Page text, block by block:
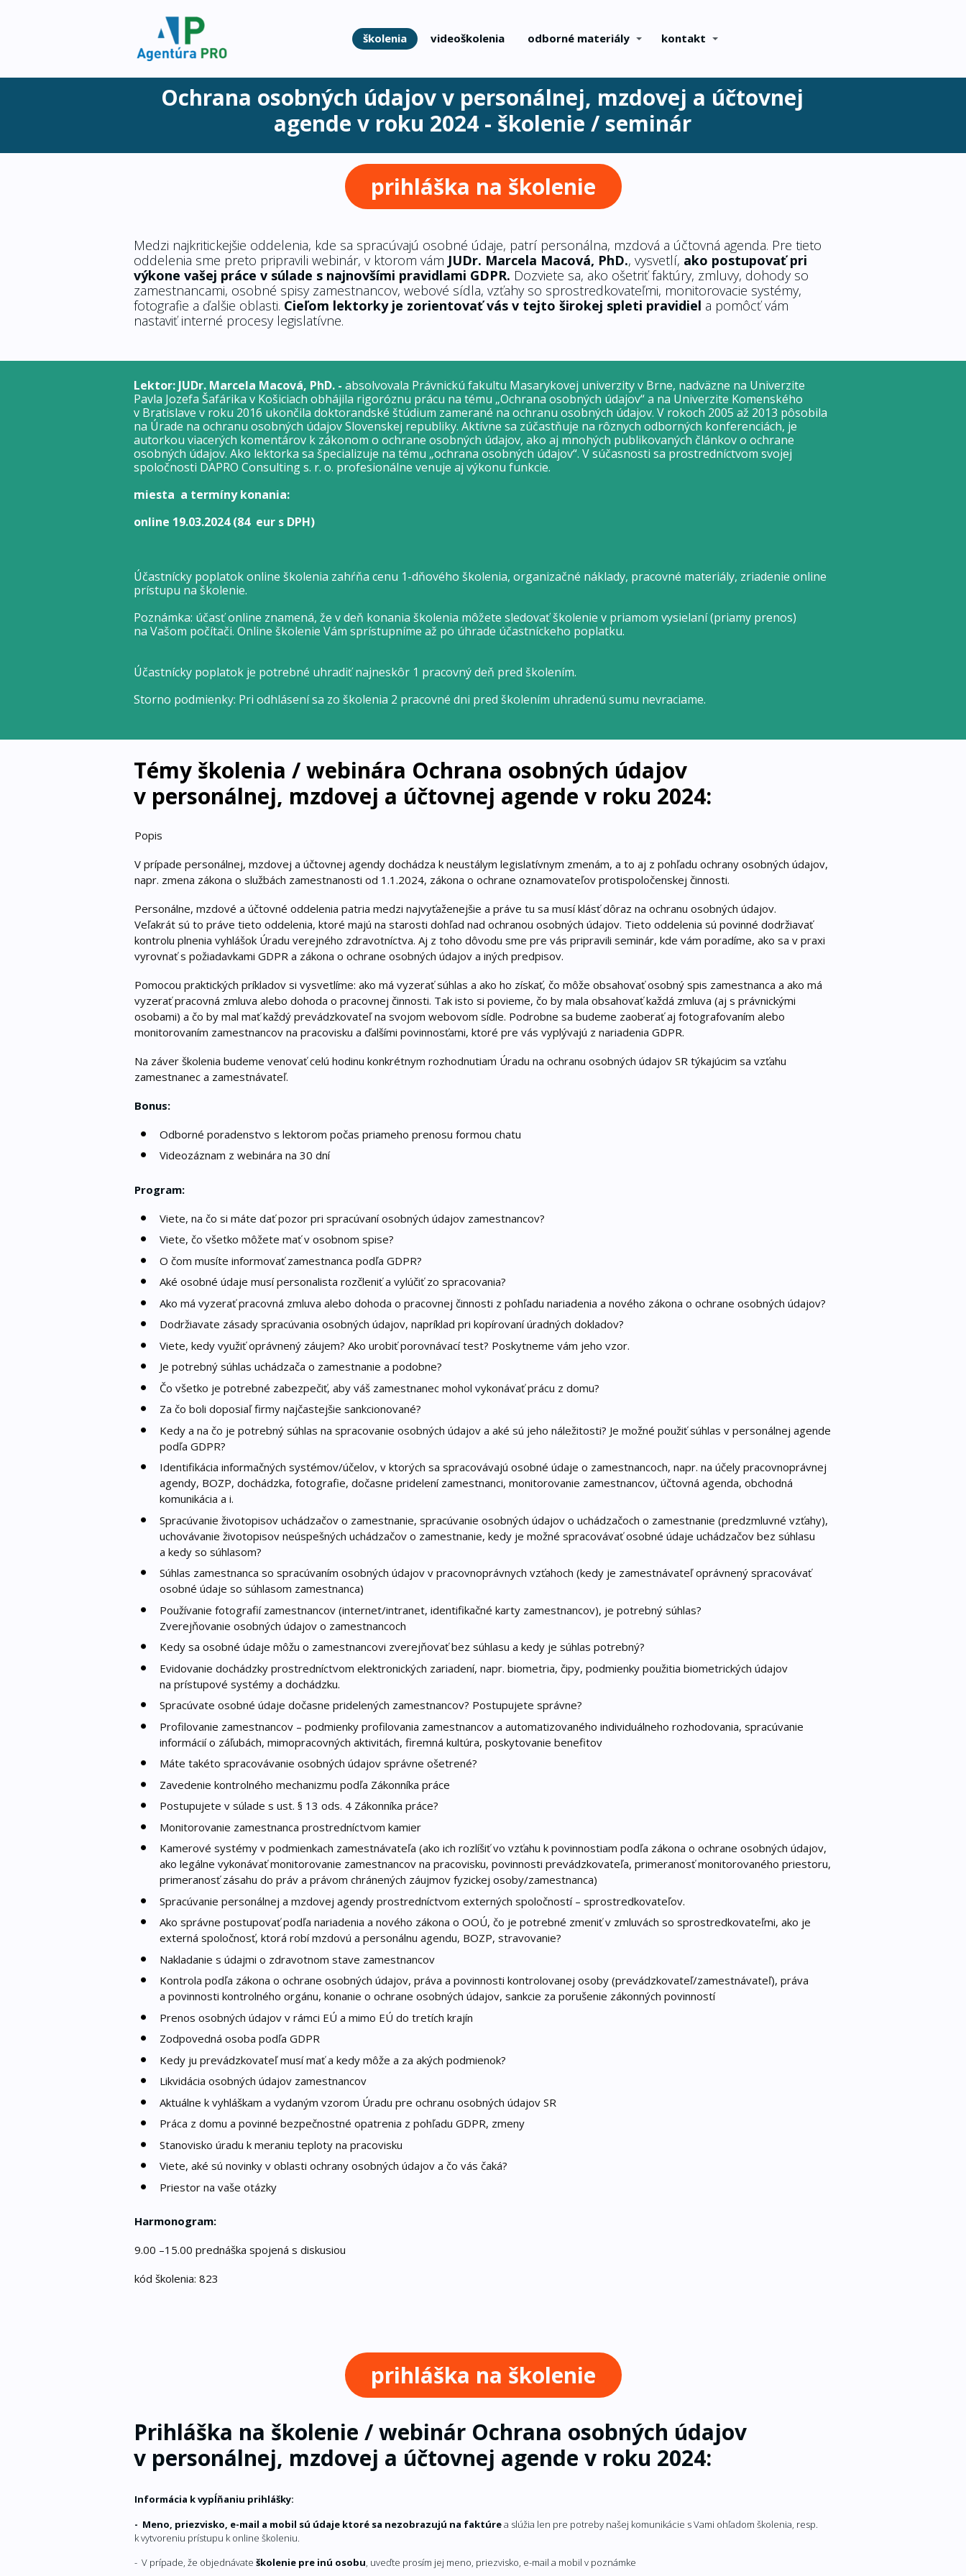
školenia videoškolenia odborné materiály kontakt
Ochrana osobných údajov v personálnej, mzdovej a účtovnej
agende v roku 2024 - školenie / seminár
prihláška na školenie
Medzi najkritickejšie oddelenia, kde sa spracúvajú osobné údaje, patrí personálna, mzdová a účtovná agenda. Pre tieto
oddelenia sme preto pripravili webinár, v ktorom vám JUDr. Marcela Macová, PhD., vysvetlí, ako postupovať pri
výkone vašej práce v súlade s najnovšími pravidlami GDPR. Dozviete sa, ako ošetriť faktúry, zmluvy, dohody so
zamestnancami, osobné spisy zamestnancov, webové sídla, vzťahy so sprostredkovateľmi, monitorovacie systémy,
fotografie a ďalšie oblasti. Cieľom lektorky je zorientovať vás v tejto širokej spleti pravidiel a pomôcť vám
nastaviť interné procesy legislatívne.
Lektor: JUDr. Marcela Macová, PhD. -absolvovala Právnickú fakultu Masarykovej univerzity v Brne, nadväzne na Univerzite
Pavla Jozefa Šafárika v Košiciach obhájila rigoróznu prácu na tému „Ochrana osobných údajov“ a na Univerzite Komenského
v Bratislave v roku 2016 ukončila doktorandské štúdium zamerané na ochranu osobných údajov. V rokoch 2005 až 2013 pôsobila
na Úrade na ochranu osobných údajov Slovenskej republiky. Aktívne sa zúčastňuje na rôznych odborných konferenciách, je
autorkou viacerých komentárov k zákonom o ochrane osobných údajov, ako aj mnohých publikovaných článkov o ochrane
osobných údajov. Ako lektorka sa špecializuje na tému „ochrana osobných údajov“. V súčasnosti sa prostredníctvom svojej
spoločnosti DAPRO Consulting s. r. o. profesionálne venuje aj výkonu funkcie.
miesta a termíny konania:
online 19.03.2024(84 eur s DPH)
Účastnícky poplatok online školenia zahŕňa cenu 1-dňového školenia, organizačné náklady, pracovné materiály, zriadenie online
prístupu na školenie.
Poznámka: účasť online znamená, že v deň konania školenia môžete sledovať školenie v priamom vysielaní (priamy prenos)
na Vašom počítači. Online školenie Vám sprístupníme až po úhrade účastníckeho poplatku.
Účastnícky poplatok je potrebné uhradiť najneskôr 1 pracovný deň pred školením.
Storno podmienky: Pri odhlásení sa zo školenia 2 pracovné dni pred školením uhradenú sumu nevraciame.
Témy školenia / webinára Ochrana osobných údajov
v personálnej, mzdovej a účtovnej agende v roku 2024:
Popis
V prípade personálnej, mzdovej a účtovnej agendy dochádza k neustálym legislatívnym zmenám, a to aj z pohľadu ochrany osobných údajov,
napr. zmena zákona o službách zamestnanosti od 1.1.2024, zákona o ochrane oznamovateľov protispoločenskej činnosti.
Personálne, mzdové a účtovné oddelenia patria medzi najvyťaženejšie a práve tu sa musí klásť dôraz na ochranu osobných údajov.
Veľakrát sú to práve tieto oddelenia, ktoré majú na starosti dohľad nad ochranou osobných údajov. Tieto oddelenia sú povinné dodržiavať
kontrolu plnenia vyhlášok Úradu verejného zdravotníctva. Aj z toho dôvodu sme pre vás pripravili seminár, kde vám poradíme, ako sa v praxi
vyrovnať s požiadavkami GDPR a zákona o ochrane osobných údajov a iných predpisov.
Pomocou praktických príkladov si vysvetlíme: ako má vyzerať súhlas a ako ho získať, čo môže obsahovať osobný spis zamestnanca a ako má
vyzerať pracovná zmluva alebo dohoda o pracovnej činnosti. Tak isto si povieme, čo by mala obsahovať každá zmluva (aj s právnickými
osobami) a čo by mal mať každý prevádzkovateľ na svojom webovom sídle. Podrobne sa budeme zaoberať aj fotografovaním alebo
monitorovaním zamestnancov na pracovisku a ďalšími povinnosťami, ktoré pre vás vyplývajú z nariadenia GDPR.
Na záver školenia budeme venovať celú hodinu konkrétnym rozhodnutiam Úradu na ochranu osobných údajov SR týkajúcim sa vzťahu
zamestnanec a zamestnávateľ.
Bonus:
Odborné poradenstvo s lektorom počas priameho prenosu formou chatu
Videozáznam z webinára na 30 dní
Program:
Viete, na čo si máte dať pozor pri spracúvaní osobných údajov zamestnancov?
Viete, čo všetko môžete mať v osobnom spise?
O čom musíte informovať zamestnanca podľa GDPR?
Aké osobné údaje musí personalista rozčleniť a vylúčiť zo spracovania?
Ako má vyzerať pracovná zmluva alebo dohoda o pracovnej činnosti z pohľadu nariadenia a nového zákona o ochrane osobných údajov?
Dodržiavate zásady spracúvania osobných údajov, napríklad pri kopírovaní úradných dokladov?
Viete, kedy využiť oprávnený záujem? Ako urobiť porovnávací test? Poskytneme vám jeho vzor.
Je potrebný súhlas uchádzača o zamestnanie a podobne?
Čo všetko je potrebné zabezpečiť, aby váš zamestnanec mohol vykonávať prácu z domu?
Za čo boli doposiaľ firmy najčastejšie sankcionované?
Kedy a na čo je potrebný súhlas na spracovanie osobných údajov a aké sú jeho náležitosti? Je možné použiť súhlas v personálnej agende
podľa GDPR?
Identifikácia informačných systémov/účelov, v ktorých sa spracovávajú osobné údaje o zamestnancoch, napr. na účely pracovnoprávnej
agendy, BOZP, dochádzka, fotografie, dočasne pridelení zamestnanci, monitorovanie zamestnancov, účtovná agenda, obchodná
komunikácia a i.
Spracúvanie životopisov uchádzačov o zamestnanie, spracúvanie osobných údajov o uchádzačoch o zamestnanie (predzmluvné vzťahy),
uchovávanie životopisov neúspešných uchádzačov o zamestnanie, kedy je možné spracovávať osobné údaje uchádzačov bez súhlasu
a kedy so súhlasom?
Súhlas zamestnanca so spracúvaním osobných údajov v pracovnoprávnych vzťahoch (kedy je zamestnávateľ oprávnený spracovávať
osobné údaje so súhlasom zamestnanca)
Používanie fotografií zamestnancov (internet/intranet, identifikačné karty zamestnancov), je potrebný súhlas?
Zverejňovanie osobných údajov o zamestnancoch
Kedy sa osobné údaje môžu o zamestnancovi zverejňovať bez súhlasu a kedy je súhlas potrebný?
Evidovanie dochádzky prostredníctvom elektronických zariadení, napr. biometria, čipy, podmienky použitia biometrických údajov
na prístupové systémy a dochádzku.
Spracúvate osobné údaje dočasne pridelených zamestnancov? Postupujete správne?
Profilovanie zamestnancov – podmienky profilovania zamestnancov a automatizovaného individuálneho rozhodovania, spracúvanie
informácií o záľubách, mimopracovných aktivitách, firemná kultúra, poskytovanie benefitov
Máte takéto spracovávanie osobných údajov správne ošetrené?
Zavedenie kontrolného mechanizmu podľa Zákonníka práce
Postupujete v súlade s ust. § 13 ods. 4 Zákonníka práce?
Monitorovanie zamestnanca prostredníctvom kamier
Kamerové systémy v podmienkach zamestnávateľa (ako ich rozlíšiť vo vzťahu k povinnostiam podľa zákona o ochrane osobných údajov,
ako legálne vykonávať monitorovanie zamestnancov na pracovisku, povinnosti prevádzkovateľa, primeranosť monitorovaného priestoru,
primeranosť zásahu do práv a právom chránených záujmov fyzickej osoby/zamestnanca)
Spracúvanie personálnej a mzdovej agendy prostredníctvom externých spoločností – sprostredkovateľov.
Ako správne postupovať podľa nariadenia a nového zákona o OOÚ, čo je potrebné zmeniť v zmluvách so sprostredkovateľmi, ako je
externá spoločnosť, ktorá robí mzdovú a personálnu agendu, BOZP, stravovanie?
Nakladanie s údajmi o zdravotnom stave zamestnancov
Kontrola podľa zákona o ochrane osobných údajov, práva a povinnosti kontrolovanej osoby (prevádzkovateľ/zamestnávateľ), práva
a povinnosti kontrolného orgánu, konanie o ochrane osobných údajov, sankcie za porušenie zákonných povinností
Prenos osobných údajov v rámci EÚ a mimo EÚ do tretích krajín
Zodpovedná osoba podľa GDPR
Kedy ju prevádzkovateľ musí mať a kedy môže a za akých podmienok?
Likvidácia osobných údajov zamestnancov
Aktuálne k vyhláškam a vydaným vzorom Úradu pre ochranu osobných údajov SR
Práca z domu a povinné bezpečnostné opatrenia z pohľadu GDPR, zmeny
Stanovisko úradu k meraniu teploty na pracovisku
Viete, aké sú novinky v oblasti ochrany osobných údajov a čo vás čaká?
Priestor na vaše otázky
Harmonogram:
9.00 –15.00 prednáška spojená s diskusiou
kód školenia: 823
prihláška na školenie
Prihláška na školenie / webinár Ochrana osobných údajov
v personálnej, mzdovej a účtovnej agende v roku 2024:
Informácia k vypĺňaniu prihlášky:
- Meno, priezvisko, e-mail a mobil sú údaje ktoré sa nezobrazujú na faktúrea slúžia len pre potreby našej komunikácie s Vami ohľadom školenia, resp.
k vytvoreniu prístupu k online školeniu.
- V prípade, že objednávate školenie pre inú osobu, uveďte prosím jej meno, priezvisko, e-mail a mobil v poznámke